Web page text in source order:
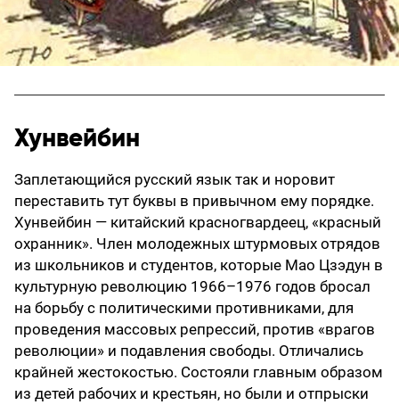
Хунвейбин
Заплетающийся русский язык так и норовит
переставить тут буквы в привычном ему порядке.
Хунвейбин — китайский красногвардеец, «красный
охранник». Член молодежных штур­мо­вых от­ря­дов
из школьников и студентов, которые Мао Цзэдун в
культурную революцию 1966–1976 годов бросал
на борьбу с политическими противниками, для
проведения массовых репрессий, про­тив «вра­гов
ре­во­лю­ции» и подавления свободы. Отличались
крайней жестокостью. Состояли главным образом
из детей рабочих и крестьян, но были и отпрыски